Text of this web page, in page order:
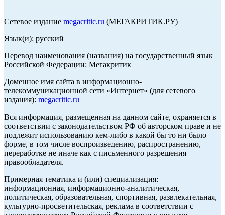
Сетевое издание megacritic.ru (МЕГАКРИТИК.РУ)
Язык(и): русский
Перевод наименования (названия) на государственный язык
Российской Федерации: Мегакритик
Доменное имя сайта в информационно-
телекоммуникационной сети «Интернет» (для сетевого
издания): megacritic.ru
Вся информация, размещенная на данном сайте, охраняется в
соответствии с законодательством РФ об авторском праве и не
подлежит использованию кем-либо в какой бы то ни было
форме, в том числе воспроизведению, распространению,
переработке не иначе как с письменного разрешения
правообладателя.
Примерная тематика и (или) специализация:
информационная, информационно-аналитическая,
политическая, образовательная, спортивная, развлекательная,
культурно-просветительская, реклама в соответствии с